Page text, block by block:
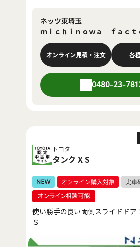
ネッツ東埼玉
ｍｉｃｈｉｎｏｗａ ｆａｃ
オンライン見積・注文 各
0480-23-
トヨタ
タンク X S
使い勝手の良い両側スライドド
Ｓ